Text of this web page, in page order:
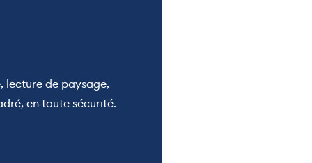
lecture de paysage,
en toute sécurité.